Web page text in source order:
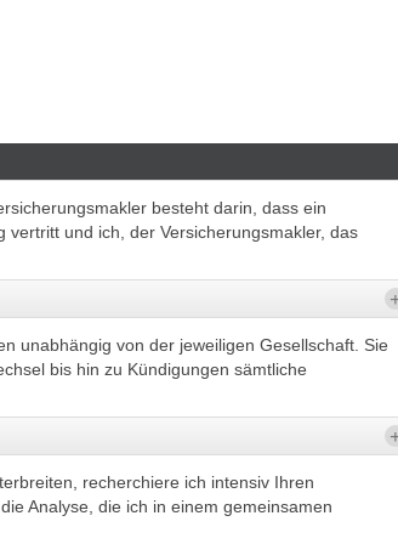
besteht darin, dass ein
und ich, der Versicherungsmakler, das
unabhängig von der jeweiligen Gesellschaft. Sie
bis hin zu Kündigungen sämtliche
recherchiere ich intensiv Ihren
Analyse, die ich in einem gemeinsamen